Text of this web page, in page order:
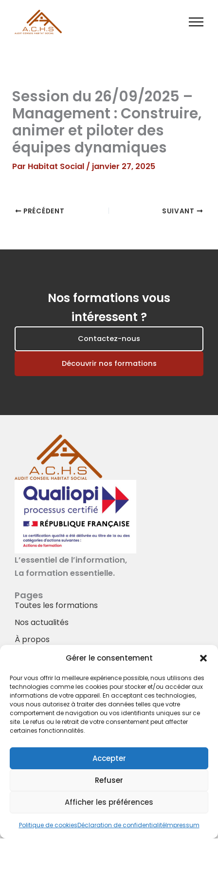
Gérer le consentement
Pour vous offrir la meilleure expérience possible, nous utilisons des
technologies comme les cookies pour stocker et/ou accéder aux
informations de votre appareil. En acceptant ces technologies,
vous nous autorisez à traiter des données telles que votre
comportement de navigation ou vos identifiants uniques sur ce
site. Le refus ou le retrait de votre consentement peut affecter
certaines fonctionnalités.
Accepter
Refuser
Afficher les préférences
Politique de cookiesDéclaration de confidentialitéImpressum
contenu
Session du 26/09/2025 –
Management : Construire,
animer et piloter des
équipes dynamiques
Par Habitat Social / janvier 27, 2025
PRÉCÉDENT SUIVANT
Nos formations vous
intéressent ?
Contactez-nous
Découvrir nos formations
L’essentiel de l’information,
La formation essentielle.
Pages
Toutes les formations
Nos actualités
À propos
À propos
Hotel à proximité
Politique de confidentialité
CGV
cboukris@habitat-social.com